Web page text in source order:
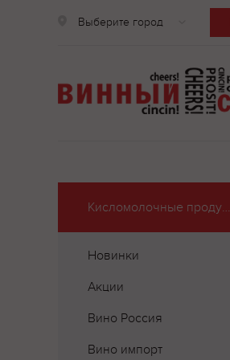
Выберите город
Кисломолочные продукты
Новинки
Акции
Вино Россия
Вино импорт